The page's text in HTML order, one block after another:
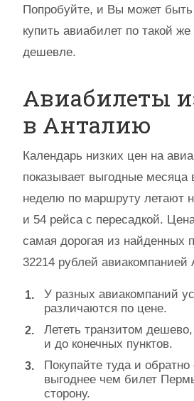
Попробуйте, и Вы может
купить авиабилет по такой
дешевле.
Авиабилеты
в Анталию
Календарь низких цен на
показывает выгодные месяца
неделю по маршруту летают
и 54 рейса с пересадкой.
самая дорогая из найденных
32214 рублей авиакомпанией
У разных авиакомпаний
различаются по цене.
Лететь транзитом
и до конечных пунктов.
Покупайте туда и обратно
выгоднее чем билет
сторону.